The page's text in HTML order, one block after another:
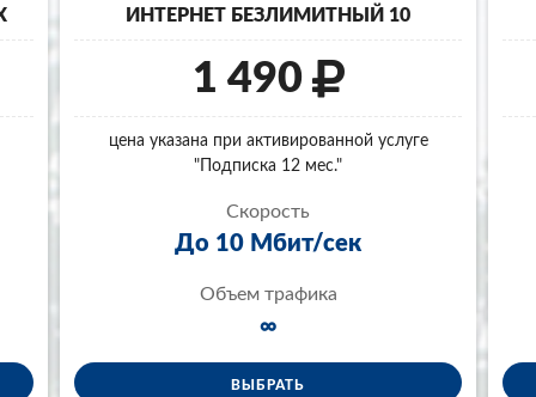
ИНТЕРНЕТ БЕЗЛИМИТНЫЙ 10
1 490
цена указана при активированной услуге
"Подписка 12 мес."
Скорость
До 10 Мбит/сек
Объем трафика
∞
ВЫБРАТЬ